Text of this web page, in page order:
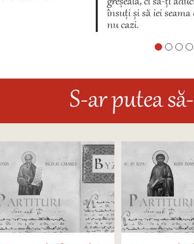
însuți și să iei
nu cazi.
S-ar putea